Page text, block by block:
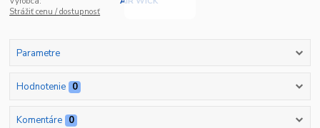
Strážiť cenu / dostupnosť
Parametre
Hodnotenie 0
Komentáre 0